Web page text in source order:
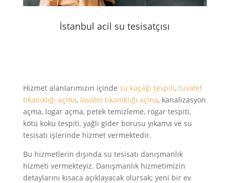
İstanbul acil su tesisatçısı
Hizmet alanlarımızın içinde su kaçağı tespiti, tuvalet
tıkanıklığı açma, lavabo tıkanıklığı açma, kanalizasyon
açma, logar açma, petek temizleme, rögar tespiti,
kötü koku tespiti, yağlı gider borusu yıkama ve su
tesisatı işlerinde hizmet vermektedir.
Bu hizmetlerin dışında su tesisatı danışmanlık
hizmeti vermekteyiz. Danışmanlık hizmetimizin
detaylarını kısaca açıklayacak olursak; yeni bir ev